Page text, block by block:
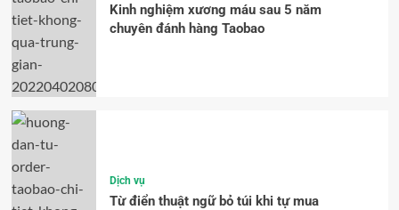
Kinh nghiệm xương máu sau 5 năm
chuyên đánh hàng Taobao
Dịch vụ
Từ điển thuật ngữ bỏ túi khi tự mua